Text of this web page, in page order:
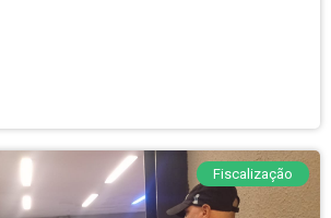
Fiscalização